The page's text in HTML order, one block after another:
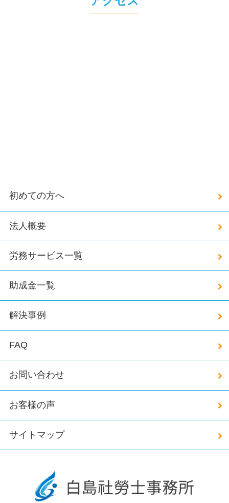
初めての方へ
法人概要
労務サービス一覧
助成金一覧
解決事例
FAQ
お問い合わせ
お客様の声
サイトマップ